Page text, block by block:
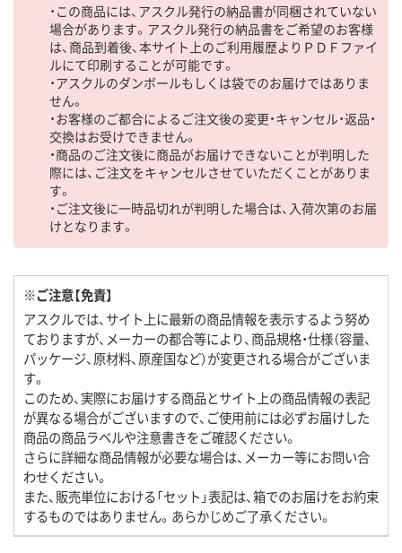
・この商品には、アスクル発行の納品書が同梱されていない
場合があります。アスクル発行の納品書をご希望のお客様
は、商品到着後、本サイト上のご利用履歴よりＰＤＦファイ
ルにて印刷することが可能です。
・アスクルのダンボールもしくは袋でのお届けではありま
せん。
・お客様のご都合によるご注文後の変更・キャンセル・返品・
交換はお受けできません。
・商品のご注文後に商品がお届けできないことが判明した
際には、ご注文をキャンセルさせていただくことがありま
す。
・ご注文後に一時品切れが判明した場合は、入荷次第のお届
けとなります。
※ご注意【免責】
アスクルでは、サイト上に最新の商品情報を表示するよう努め
ておりますが、メーカーの都合等により、商品規格・仕様（容量、
パッケージ、原材料、原産国など）が変更される場合がございま
す。
このため、実際にお届けする商品とサイト上の商品情報の表記
が異なる場合がございますので、ご使用前には必ずお届けした
商品の商品ラベルや注意書きをご確認ください。
さらに詳細な商品情報が必要な場合は、メーカー等にお問い合
わせください。
また、販売単位における「セット」表記は、箱でのお届けをお約束
するものではありません。あらかじめご了承ください。